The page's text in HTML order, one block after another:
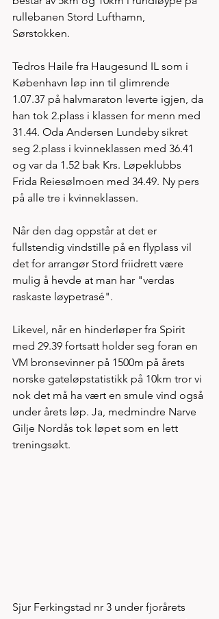
rullebanen Stord Lufthamn,
Sørstokken.
Tedros Haile fra Haugesund IL som i
København løp inn til glimrende
1.07.37 på halvmaraton leverte igjen, da
han tok 2.plass i klassen for menn med
31.44. Oda Andersen Lundeby sikret
seg 2.plass i kvinneklassen med 36.41
og var da 1.52 bak Krs. Løpeklubbs
Frida Reiesølmoen med 34.49. Ny pers
på alle tre i kvinneklassen.
Når den dag oppstår at det er
fullstendig vindstille på en flyplass vil
det for arrangør Stord friidrett være
mulig å hevde at man har "verdas
raskaste løypetrasé".
Likevel, når en hinderløper fra Spirit
med 29.39 fortsatt holder seg foran en
VM bronsevinner på 1500m på årets
norske gateløpstatistikk på 10km tror vi
nok det må ha vært en smule vind også
under årets løp. Ja, medmindre Narve
Gilje Nordås tok løpet som en lett
treningsøkt.
Sjur Ferkingstad nr 3 under fjorårets